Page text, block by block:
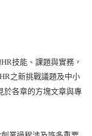
技能、課題與實務，
之新挑戰議題及中小
於各章的方塊文章與專